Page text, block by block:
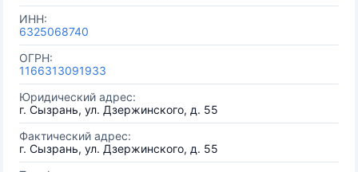
ИНН:
6325068740
ОГРН:
1166313091933
Юридический адрес:
г. Сызрань, ул. Дзержинского, д. 55
Фактический адрес:
г. Сызрань, ул. Дзержинского, д. 55